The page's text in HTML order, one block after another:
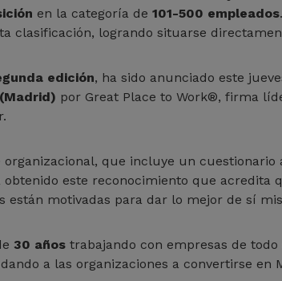
en la categoría de 101-500 empleados
clasificación, logrando situarse
edición, ha sido anunciado este
por Great Place to Work®, firma
que incluye un
obtenido este reconocimiento que
están motivadas para dar lo mejor de sí
30 años trabajando con empresas de
a las organizaciones a convertirse en